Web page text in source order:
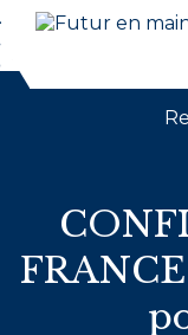
Aller
au
contenu
Aller
à
la
recherche
Cookies et traceurs